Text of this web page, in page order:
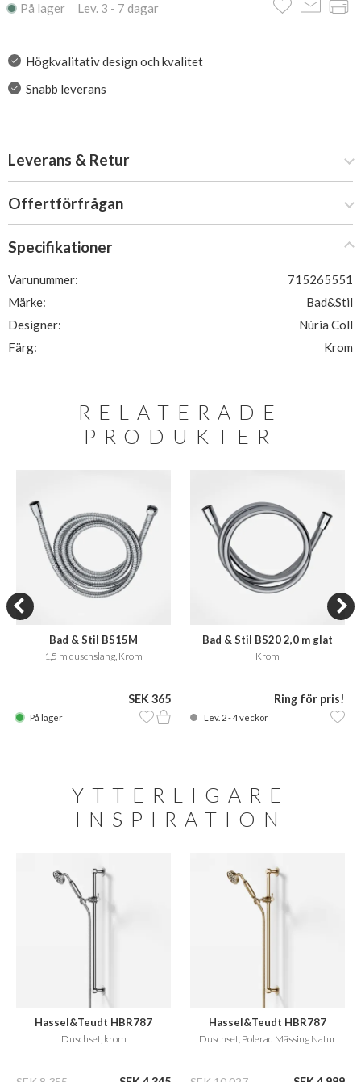
På lager Lev. 3 - 7 dagar
Högkvalitativ design och kvalitet
Snabb leverans
Leverans & Retur
Offertförfrågan
Specifikationer
Varunummer:
715265551
Märke:
Bad&Stil
Designer:
Núria Coll
Färg:
Krom
RELATERADE
PRODUKTER
Bad & Stil BS15M
1,5 m duschslang, Krom
SEK 365
På lager
Bad & Stil BS20 2,0 m glat
bruseslange
Krom
Ring för pris!
Lev. 2 - 4 veckor
YTTERLIGARE
INSPIRATION
Hassel&Teudt HBR787
Duschset, krom
Hassel&Teudt HBR787
Duschset, Polerad Mässing Natur